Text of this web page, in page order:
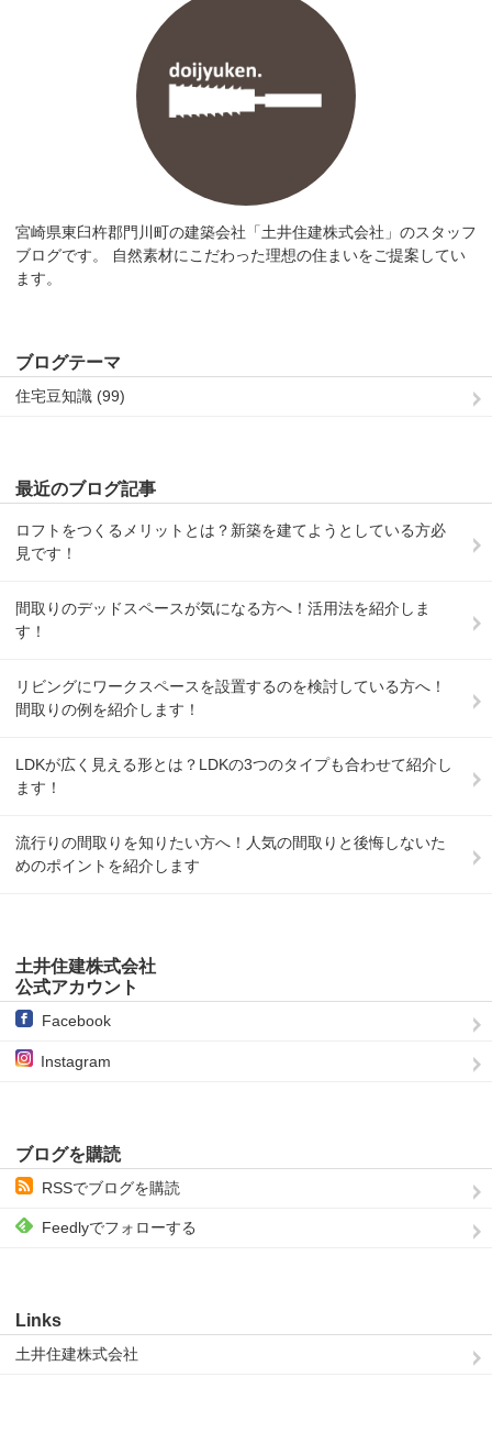
宮崎県東臼杵郡門川町の建築会社「土井住建株式会社」のスタッフ
ブログです。 自然素材にこだわった理想の住まいをご提案してい
ます。
ブログテーマ
住宅豆知識 (99)
最近のブログ記事
ロフトをつくるメリットとは？新築を建てようとしている方必
見です！
間取りのデッドスペースが気になる方へ！活用法を紹介しま
す！
リビングにワークスペースを設置するのを検討している方へ！
間取りの例を紹介します！
LDKが広く見える形とは？LDKの3つのタイプも合わせて紹介し
ます！
流行りの間取りを知りたい方へ！人気の間取りと後悔しないた
めのポイントを紹介します
土井住建株式会社
公式アカウント
Facebook
Instagram
ブログを購読
RSSでブログを購読
Feedlyでフォローする
Links
土井住建株式会社